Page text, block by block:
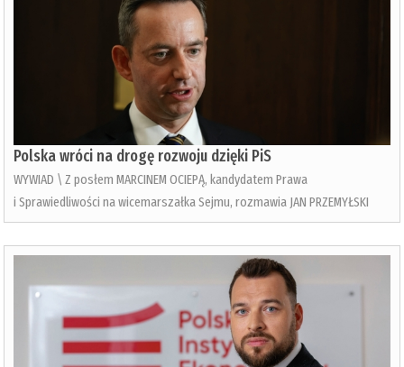
Polska wróci na drogę rozwoju dzięki PiS
WYWIAD \ Z posłem MARCINEM OCIEPĄ, kandydatem Prawa
i Sprawiedliwości na wicemarszałka Sejmu, rozmawia JAN PRZEMYŁSKI